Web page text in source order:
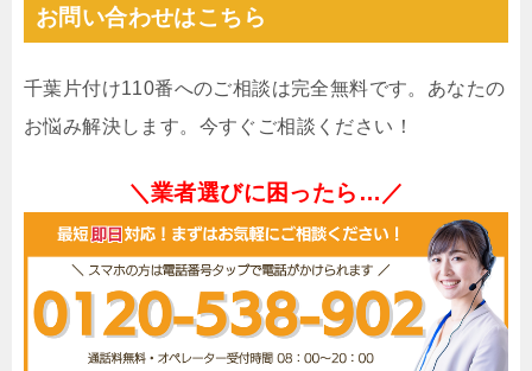
お問い合わせはこちら
千葉片付け110番へのご相談は完全無料です。あなたの
お悩み解決します。今すぐご相談ください！
＼業者選びに困ったら…／